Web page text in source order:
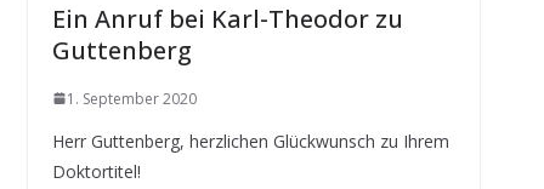
Ein Anruf bei Karl-Theodor zu
Guttenberg
1. September 2020
Herr Guttenberg, herzlichen Glückwunsch zu Ihrem
Doktortitel!